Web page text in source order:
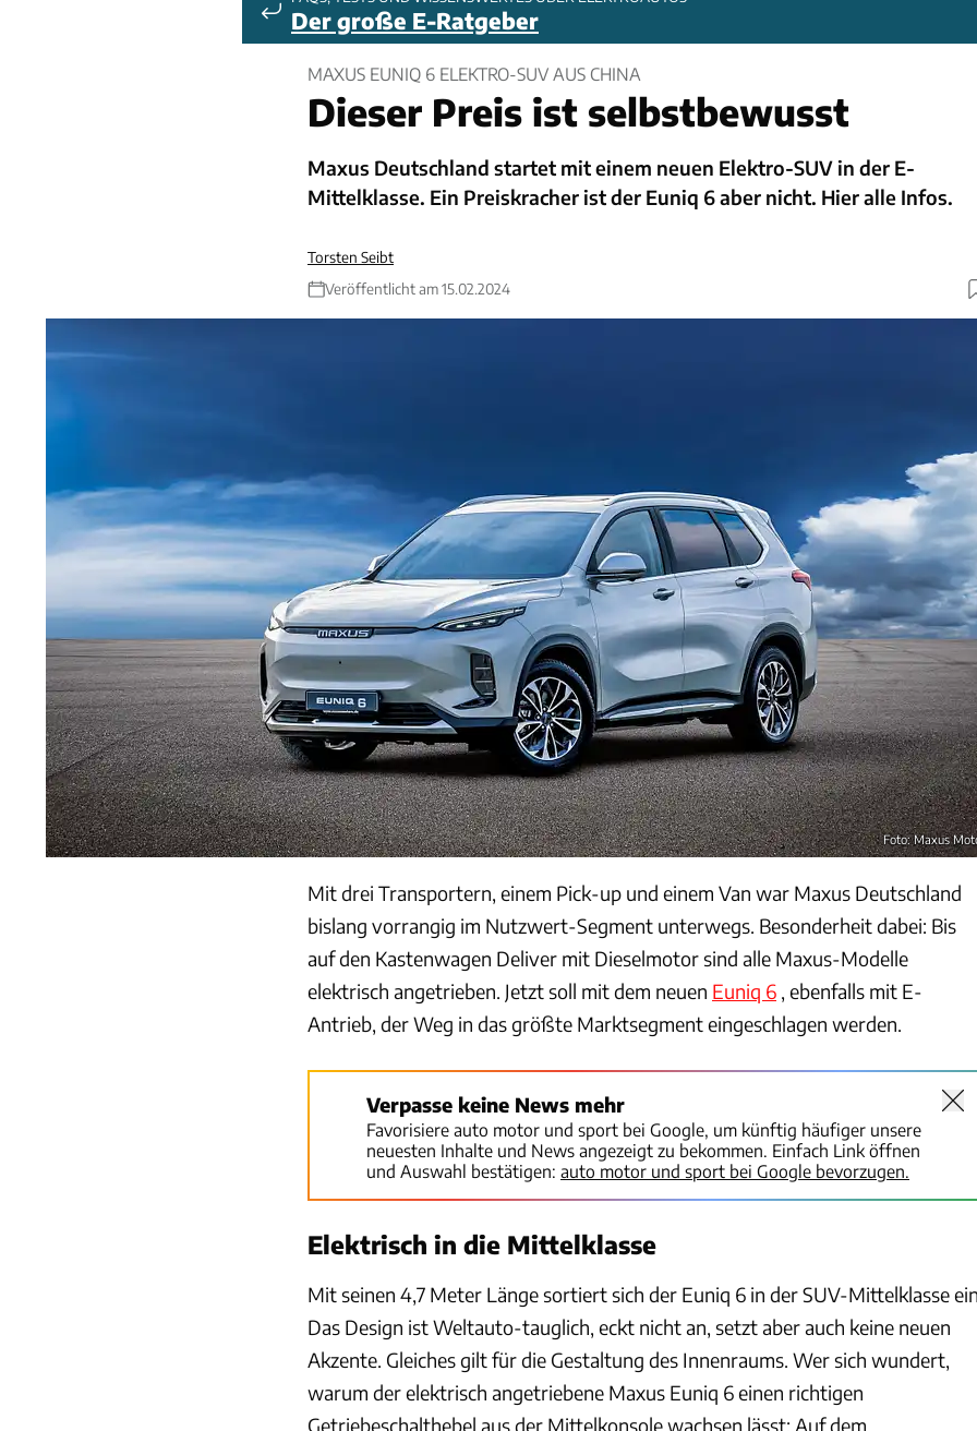
Der große E-Ratgeber
MAXUS EUNIQ 6 ELEKTRO-SUV AUS CHINA
Dieser Preis ist selbstbewusst
Maxus Deutschland startet mit einem neuen Elektro-SUV in der E-
Mittelklasse. Ein Preiskracher ist der Euniq 6 aber nicht. Hier alle Infos.
Torsten Seibt
Veröffentlicht am 15.02.2024
Foto: Maxus
Mit drei Transportern, einem Pick-up und einem Van war Maxus Deutschland
bislang vorrangig im Nutzwert-Segment unterwegs. Besonderheit dabei: Bis
auf den Kastenwagen Deliver mit Dieselmotor sind alle Maxus-Modelle
elektrisch angetrieben. Jetzt soll mit dem neuen Euniq 6 , ebenfalls mit E-
Antrieb, der Weg in das größte Marktsegment eingeschlagen werden.
Verpasse keine News mehr
Favorisiere auto motor und sport bei Google, um künftig häufiger unsere
neuesten Inhalte und News angezeigt zu bekommen. Einfach Link öffnen
und Auswahl bestätigen: auto motor und sport bei Google bevorzugen.
Elektrisch in die Mittelklasse
Mit seinen 4,7 Meter Länge sortiert sich der Euniq 6 in der SUV-Mittelklasse
Das Design ist Weltauto-tauglich, eckt nicht an, setzt aber auch keine neuen
Akzente. Gleiches gilt für die Gestaltung des Innenraums. Wer sich wundert,
warum der elektrisch angetriebene Maxus Euniq 6 einen richtigen
Getriebeschalthebel aus der Mittelkonsole wachsen lässt: Auf dem